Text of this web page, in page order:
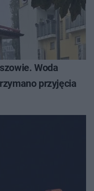
Woda
przyjęcia